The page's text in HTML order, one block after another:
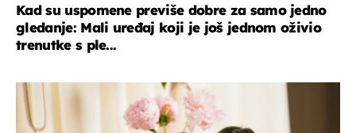
Kad su uspomene previše dobre za samo jedno
gledanje: Mali uređaj koji je još jednom oživio
trenutke s ple...
moda & ljepota